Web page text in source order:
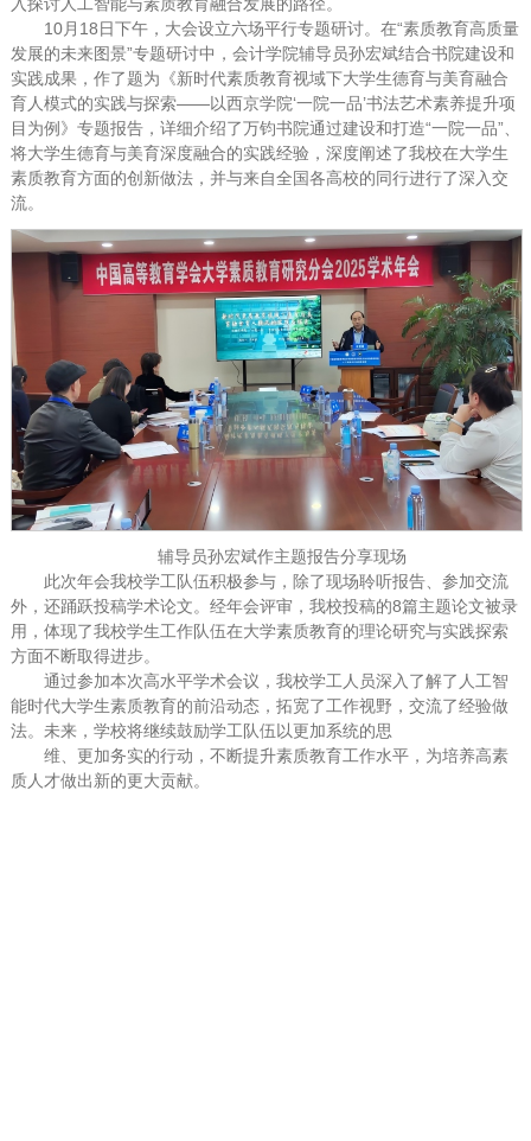
10月18日下午，大会设立六场平行专题研讨。在“素质教育高质量
发展的未来图景”专题研讨中，会计学院辅导员孙宏斌结合书院建设和
实践成果，作了题为《新时代素质教育视域下大学生德育与美育融合
育人模式的实践与探索——以西京学院‘一院一品’书法艺术素养提升项
目为例》专题报告，详细介绍了万钧书院通过建设和打造“一院一品”、
将大学生德育与美育深度融合的实践经验，深度阐述了我校在大学生
素质教育方面的创新做法，并与来自全国各高校的同行进行了深入交
流。
辅导员孙宏斌作主题报告分享现场
此次年会我校学工队伍积极参与，除了现场聆听报告、参加交流
外，还踊跃投稿学术论文。经年会评审，我校投稿的8篇主题论文被录
用，体现了我校学生工作队伍在大学素质教育的理论研究与实践探索
方面不断取得进步。
通过参加本次高水平学术会议，我校学工人员深入了解了人工智
能时代大学生素质教育的前沿动态，拓宽了工作视野，交流了经验做
法。未来，学校将继续鼓励学工队伍以更加系统的思
维、更加务实的行动，不断提升素质教育工作水平，为培养高素
质人才做出新的更大贡献。